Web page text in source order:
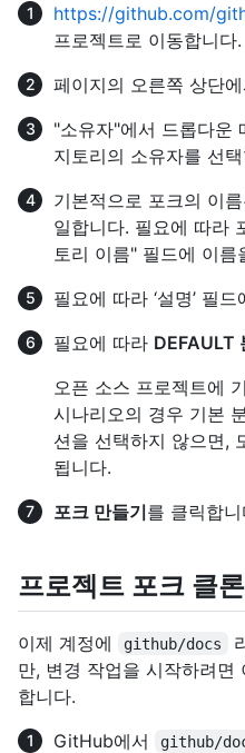
https://github.com/
프로젝트로 이동합니다.
페이지의 오른쪽 상단에
"소유자"에서 드롭다운
지토리의 소유자를 선
기본적으로 포크의 이
일합니다. 필요에 따라
토리 이름" 필드에 이름
필요에 따라 ‘설명’ 필
필요에 따라 DEFAULT
오픈 소스 프로젝트에
시나리오의 경우 기본
션을 선택하지 않으면,
됩니다.
포크 만들기를 클릭합니
프로젝트 포크 클
이제 계정에 github/docs
만, 변경 작업을 시작하려면
합니다.
GitHub에서
github/